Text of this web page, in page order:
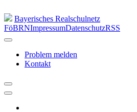
Bayerisches Realschulnetz
FöBRNImpressumDatenschutzRSS
Problem melden
Kontakt